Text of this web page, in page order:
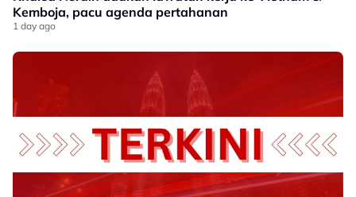
Kemboja, pacu agenda pertahanan
1 day ago